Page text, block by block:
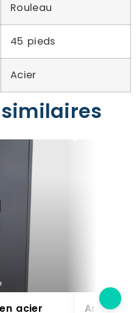
Rouleau
45 pieds
Acier
acier Armoire